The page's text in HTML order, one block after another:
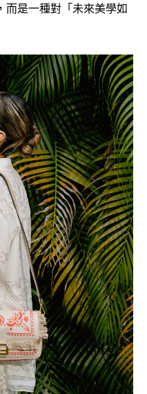
而是一種對「未來美學如